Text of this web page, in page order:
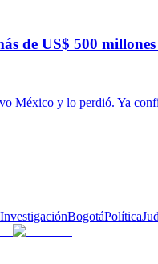
de US$ 500
México y lo perdió. Ya
InvestigaciónBogotáPolítica